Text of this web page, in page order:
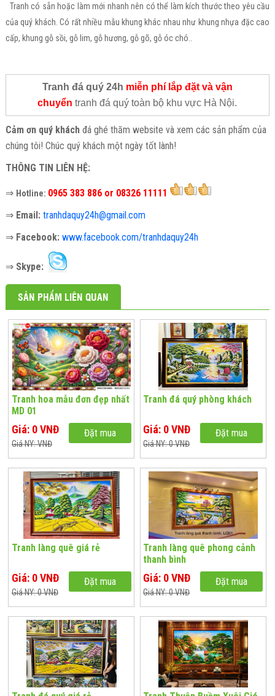
Tranh có sẵn hoặc làm mới nhanh nên có thể làm kích thước theo yêu cầu
của quý khách. Có rất nhiều mẫu khung khác nhau như khung nhựa đặc cao
cấp, khung gỗ sồi, gỗ lim, gỗ hương, gỗ gõ, gỗ óc chó..
Tranh đá quý 24h miễn phí lắp đặt và vận
chuyển tranh đá quý toàn bộ khu vực Hà Nội.
Cảm ơn quý kháchđá ghé thăm website và xem các sản phẩm của
chúng tôi! Chúc quý khách một ngày tốt lành!
THÔNG TIN LIÊN HỆ:
⇒ Hotline: 0965 383 886 or 08326 11111
⇒ Email: tranhdaquy24h@gmail.com
⇒ Facebook: www.facebook.com/tranhdaquy24h
⇒ Skype:
SẢN PHẨM LIÊN QUAN
Tranh hoa mẫu đơn đẹp nhất
MD 01
Giá: 0 VNĐ
Giá NY: VNĐ
Đặt mua
Tranh đá quý phòng khách
Giá: 0 VNĐ
Giá NY: 0 VNĐ
Đặt mua
Tranh làng quê giá rẻ
Giá: 0 VNĐ
Giá NY: 0 VNĐ
Đặt mua
Tranh làng quê phong cảnh
thanh bình
Giá: 0 VNĐ
Giá NY: 0 VNĐ
Đặt mua